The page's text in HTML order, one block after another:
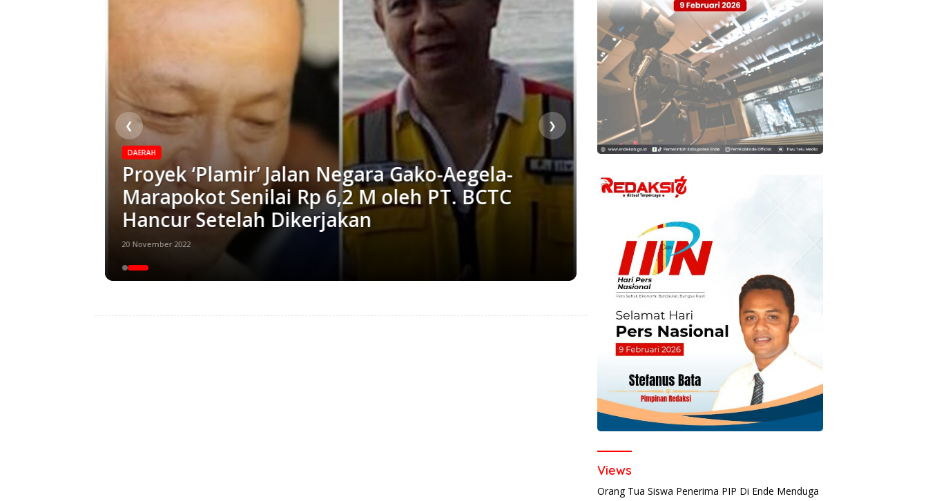
DAERAH
Proyek ‘Plamir’ Jalan Negara Gako-Aegela-
Marapokot Senilai Rp 6,2 M oleh PT. BCTC
Hancur Setelah Dikerjakan
20 November 2022
❮ ❯
Views
Orang Tua Siswa Penerima PIP Di Ende Menduga